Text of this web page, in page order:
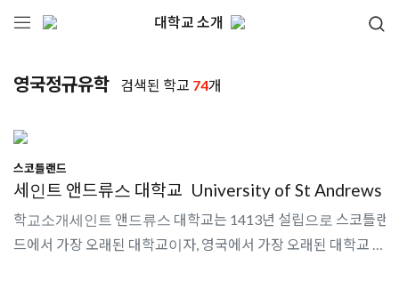
대학교 소개
영국정규유학 검색된 학교 74개
스코틀랜드
세인트 앤드류스 대학교 University of St Andrews
학교소개세인트 앤드류스 대학교는 1413년 설립으로 스코틀랜
드에서 가장 오래된 대학교이자, 영국에서 가장 오래된 대학교 중